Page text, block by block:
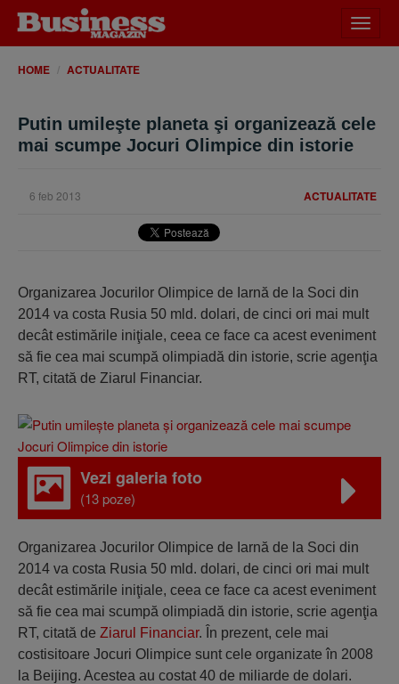
meniu
HOME ACTUALITATE
Putin umileşte planeta şi organizează cele
mai scumpe Jocuri Olimpice din istorie
ACTUALITATE
6 feb 2013
Organizarea Jocurilor Olimpice de Iarnă de la Soci din
2014 va costa Rusia 50 mld. dolari, de cinci ori mai mult
decât estimările iniţiale, ceea ce face ca acest eveniment
să fie cea mai scumpă olimpiadă din istorie, scrie agenţia
RT, citată de Ziarul Financiar.
Vezi galeria foto
(13 poze)
Organizarea Jocurilor Olimpice de Iarnă de la Soci din
2014 va costa Rusia 50 mld. dolari, de cinci ori mai mult
decât estimările iniţiale, ceea ce face ca acest eveniment
să fie cea mai scumpă olimpiadă din istorie, scrie agenţia
RT, citată de Ziarul Financiar. În prezent, cele mai
costisitoare Jocuri Olimpice sunt cele organizate în 2008
la Beijing. Acestea au costat 40 de miliarde de dolari.